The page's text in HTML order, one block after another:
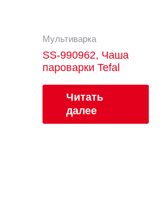
Мультиварка
SS-990962, Чаша
пароварки Tefal
Читать
далее